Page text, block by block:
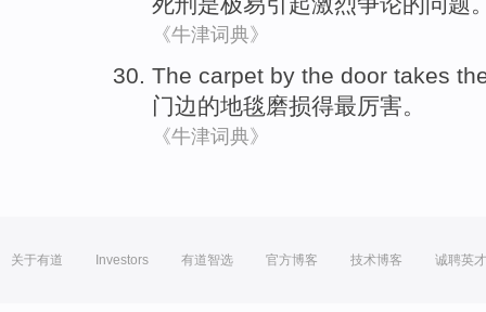
《牛津词典》
The carpet by the door takes
门边的地毯磨损得最厉害。
《牛津词典》
关于有道 Investors 有道智选 官方博客 技术博客 诚聘英才